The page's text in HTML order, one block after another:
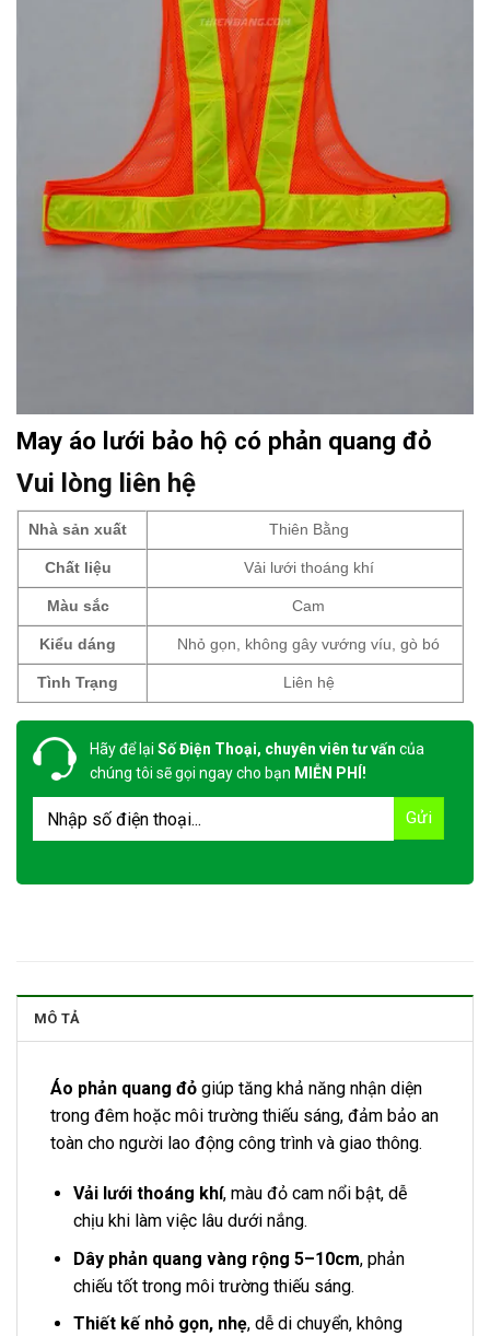
May áo lưới bảo hộ có phản quang đỏ
Vui lòng liên hệ
Nhà sản xuất Thiên Bằng
Chất liệu Vải lưới thoáng khí
Màu sắc Cam
Kiểu dáng Nhỏ gọn, không gây vướng víu, gò bó
Tình Trạng Liên hệ
Hãy để lại Số Điện Thoại, chuyên viên tư vấn của
chúng tôi sẽ gọi ngay cho bạn MIỄN PHÍ!
MÔ TẢ
Áo phản quang đỏ giúp tăng khả năng nhận diện
trong đêm hoặc môi trường thiếu sáng, đảm bảo an
toàn cho người lao động công trình và giao thông.
Vải lưới thoáng khí, màu đỏ cam nổi bật, dễ
chịu khi làm việc lâu dưới nắng.
Dây phản quang vàng rộng 5–10cm, phản
chiếu tốt trong môi trường thiếu sáng.
Thiết kế nhỏ gọn, nhẹ, dễ di chuyển, không